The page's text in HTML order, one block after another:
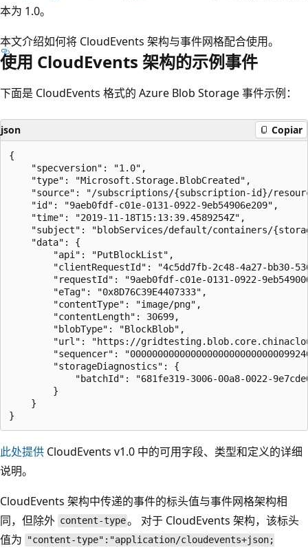
本为 1.0。
本文介绍如何将 CloudEvents 架构与事件网格配合使用。
使用 CloudEvents 架构的示例事件
下面是 CloudEvents 格式的 Azure Blob Storage 事件示例：
json Copiar
{
    "specversion": "1.0",
    "type": "Microsoft.Storage.BlobCreated",
"source": "/subscriptions/{subscription-id}/
    "id": "9aeb0fdf-c01e-0131-0922-9eb54906e209",
    "time": "2019-11-18T15:13:39.4589254Z",
"subject": "blobServices/default/containers/
    "data": {
        "api": "PutBlockList",
"clientRequestId": "4c5dd7fb-2c48-4a27-bb30-
"requestId": "9aeb0fdf-c01e-0131-0922-
        "eTag": "0x8D76C39E4407333",
        "contentType": "image/png",
        "contentLength": 30699,
        "blobType": "BlockBlob",
"url": "https://
"sequencer":
        "storageDiagnostics": {
"batchId": "681fe319-3006-00a8-0022-
        }
    }
此处提供 CloudEvents v1.0 中的可用字段、类型和定义的详细
说明。
CloudEvents 架构中传递的事件的标头值与事件网格架构相
同，但除外 content-type。 对于 CloudEvents 架构，该标头
值为
"content-type":"application/cloudevents+json;